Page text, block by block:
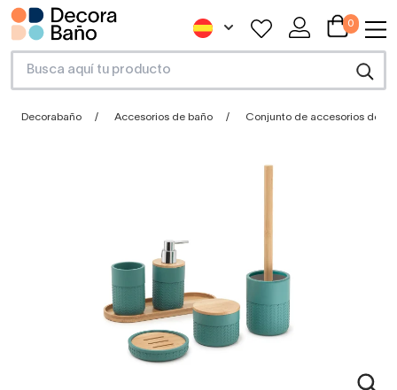
0
Decorabaño Accesorios de baño Conjunto de accesorios de